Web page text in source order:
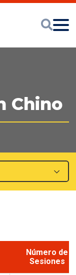
Chino
Número de
Sesiones